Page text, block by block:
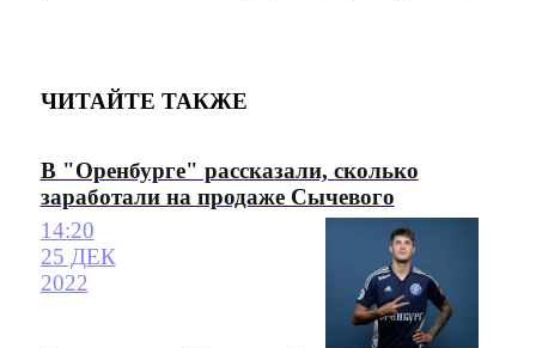
ЧИТАЙТЕ ТАКЖЕ
В "Оренбурге" рассказали, сколько
заработали на продаже Сычевого
14:20
25 ДЕК
2022